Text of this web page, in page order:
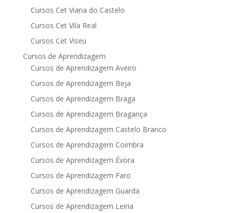
Cursos Cet Viana do Castelo
Cursos Cet Vila Real
Cursos Cet Viseu
Cursos de Aprendizagem
Cursos de Aprendizagem Aveiro
Cursos de Aprendizagem Beja
Cursos de Aprendizagem Braga
Cursos de Aprendizagem Bragança
Cursos de Aprendizagem Castelo Branco
Cursos de Aprendizagem Coimbra
Cursos de Aprendizagem Évora
Cursos de Aprendizagem Faro
Cursos de Aprendizagem Guarda
Cursos de Aprendizagem Leiria